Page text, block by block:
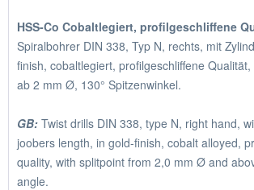
HSS-Co Cobaltlegiert, profilgeschliffene
Spiralbohrer DIN 338, Typ N, rechts, mit
finish, cobaltlegiert, profilgeschliffene
ab 2 mm Ø, 130° Spitzenwinkel.
GB: Twist drills DIN 338, type N, right hand,
joobers length, in gold-finish, cobalt alloyed,
quality, with splitpoint from 2,0 mm Ø and
angle.